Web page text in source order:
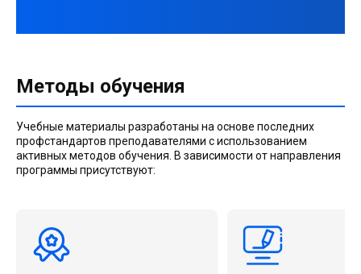
Методы обучения
Учебные материалы разработаны на основе последних
профстандартов преподавателями с использованием
активных методов обучения. В зависимости от направления
программы присутствуют: